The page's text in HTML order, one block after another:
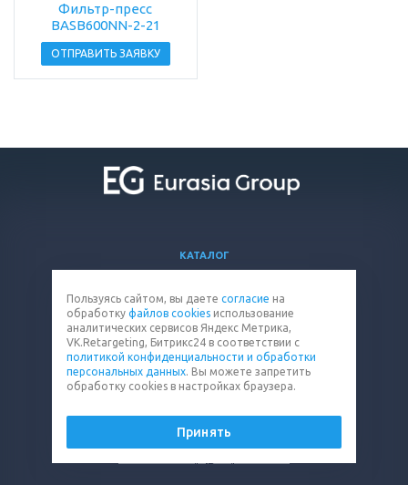
Фильтр-пресс
BASB600NN-2-21
ОТПРАВИТЬ ЗАЯВКУ
© 2026 Все права защищены.
КАТАЛОГ
КОМПАНИЯ
КОНТАКТЫ
8 (800) 302-15-47
filter@eq-mail.ru
Пользуясь сайтом, вы даете согласие на
обработку файлов cookies использование
аналитических сервисов Яндекс Метрика,
VK.Retargeting, Битрикс24 в соответствии с
политикой конфиденциальности и обработки
персональных данных. Вы можете запретить
обработку cookies в настройках браузера.
Принять